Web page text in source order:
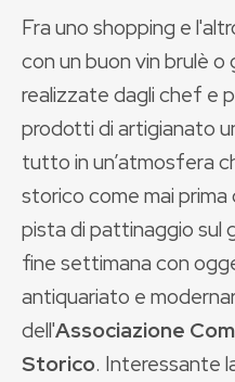
Fra uno shopping e
con un buon vin brulè
realizzate dagli chef e
prodotti di artigianato
tutto in un’atmosfera
storico come mai prima
pista di pattinaggio sul
fine settimana con
antiquariato e
dell'Associazione
Storico. Interessante